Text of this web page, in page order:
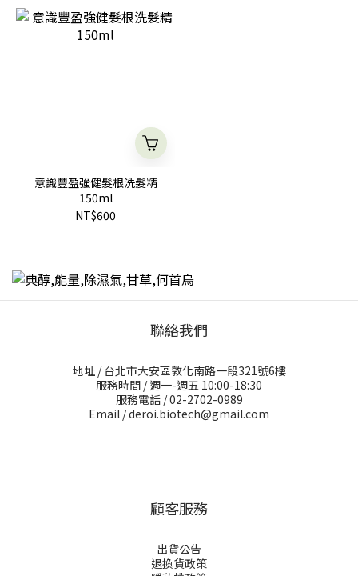
意識豐盈強健髮根洗髮精
150ml
NT$600
聯絡我們
地址 / 台北市大安區敦化南路一段321號6樓
服務時間 / 週一-週五 10:00-18:30
服務電話 / 02-2702-0989
Email / deroi.biotech@gmail.com
顧客服務
出貨公告
退換貨政策